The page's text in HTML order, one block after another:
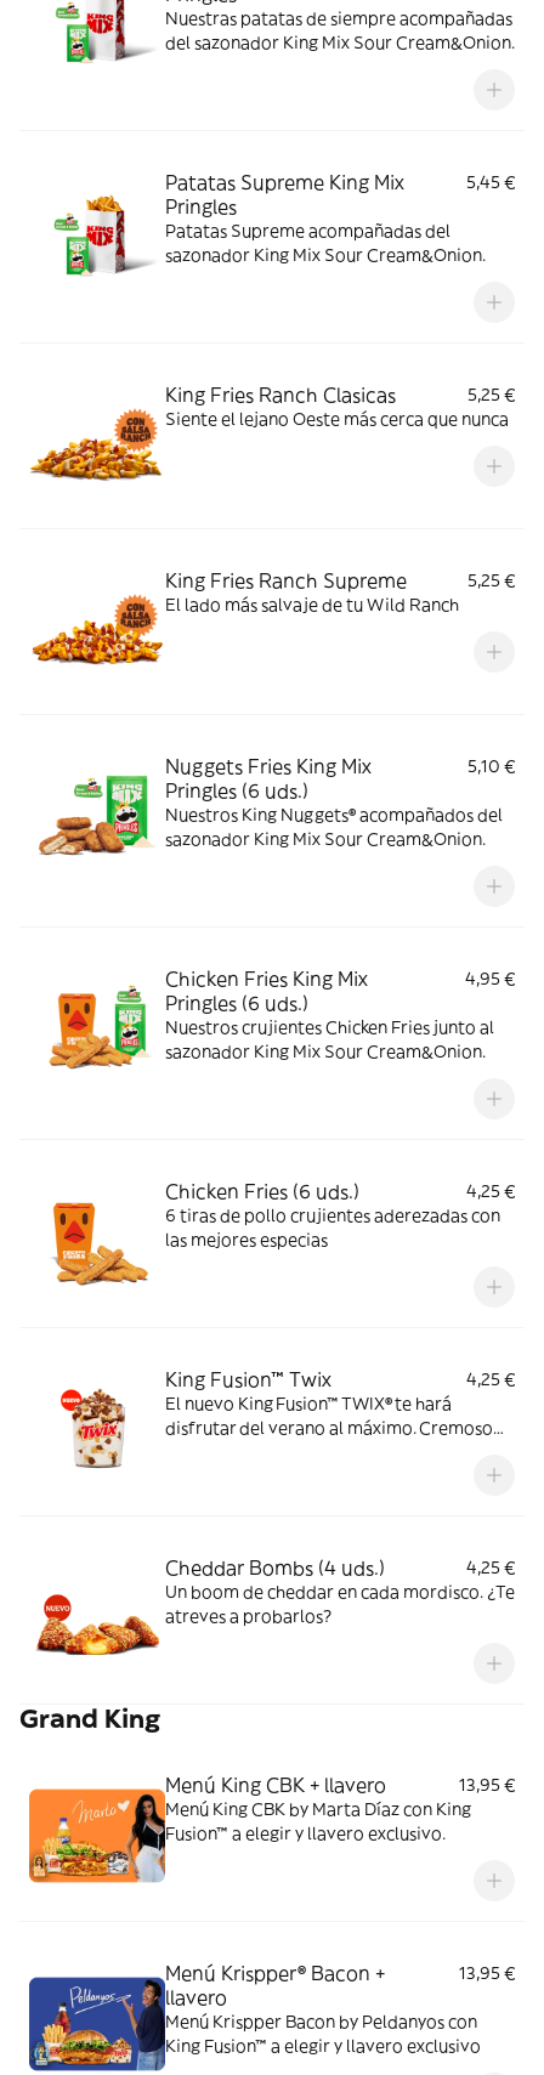
Nuestras patatas de siempre acompañadas
del sazonador King Mix Sour Cream&Onion.
Patatas Supreme King Mix
Pringles
5,45 €
Patatas Supreme acompañadas del
sazonador King Mix Sour Cream&Onion.
King Fries Ranch Clasicas
5,25 €
Siente el lejano Oeste más cerca que nunca
King Fries Ranch Supreme
5,25 €
El lado más salvaje de tu Wild Ranch
Nuggets Fries King Mix
Pringles (6 uds.)
5,10 €
Nuestros King Nuggets® acompañados del
sazonador King Mix Sour Cream&Onion.
Chicken Fries King Mix
Pringles (6 uds.)
4,95 €
Nuestros crujientes Chicken Fries junto al
sazonador King Mix Sour Cream&Onion.
Chicken Fries (6 uds.)
4,25 €
6 tiras de pollo crujientes aderezadas con
las mejores especias
King Fusion™ Twix
4,25 €
El nuevo King Fusion™ TWIX® te hará
disfrutar del verano al máximo. Cremoso
Cheddar Bombs (4 uds.)
4,25 €
Un boom de cheddar en cada mordisco. ¿Te
atreves a probarlos?
Grand King
Menú King CBK + llavero
13,95 €
Menú King CBK by Marta Díaz con King
Fusion™ a elegir y llavero exclusivo.
Menú Krispper® Bacon +
llavero
13,95 €
Menú Krispper Bacon by Peldanyos con
King Fusion™ a elegir y llavero exclusivo